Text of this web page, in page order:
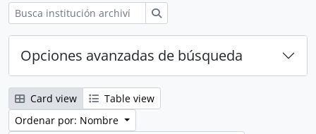
Opciones avanzadas de búsqueda
Card view
Table view
Ordenar por: Nombre